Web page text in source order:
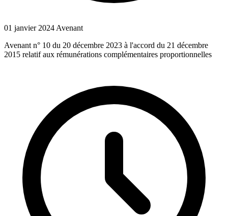
01 janvier 2024 Avenant
Avenant n° 10 du 20 décembre 2023 à l'accord du 21 décembre
2015 relatif aux rémunérations complémentaires proportionnelles